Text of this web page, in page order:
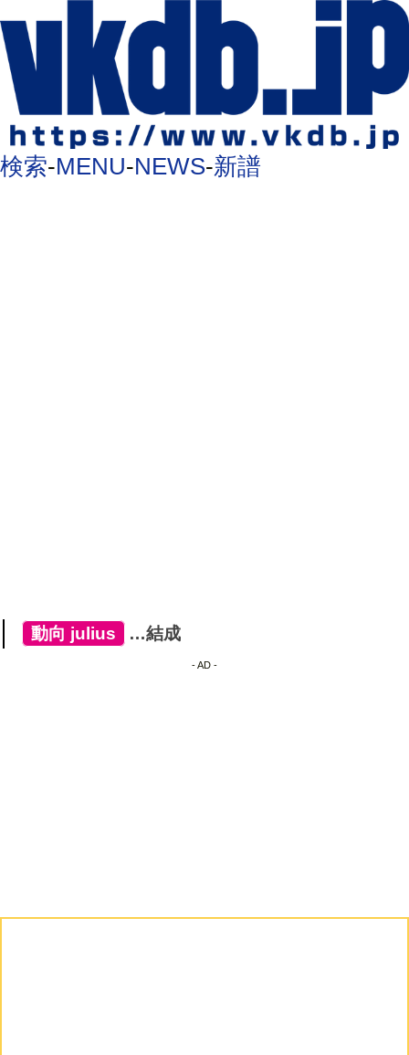
検索-MENU-NEWS-新譜
動向 julius …結成
- AD -